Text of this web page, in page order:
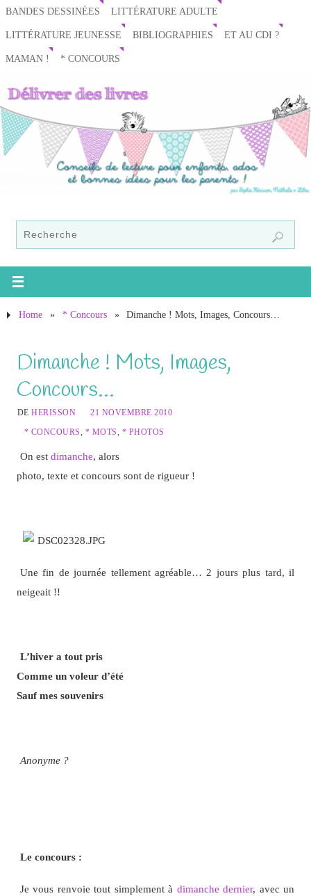
BANDES DESSINÉES LITTÉRATURE ADULTE
LITTÉRATURE JEUNESSE BIBLIOGRAPHIES ET AU CDI ?
MAMAN ! * CONCOURS
Home » * Concours » Dimanche ! Mots, Images, Concours…
Dimanche ! Mots, Images,
Concours…
DEHERISSON
21 NOVEMBRE 2010
* CONCOURS, * MOTS, * PHOTOS
On est dimanche, alors
photo, texte et concours sont de rigueur !
Une fin de journée tellement agréable… 2 jours plus tard, il
neigeait !!
L’hiver a tout pris
Comme un voleur d’été
Sauf mes souvenirs
Anonyme ?
Le concours :
Je vous renvoie tout simplement à dimanche dernier, avec un